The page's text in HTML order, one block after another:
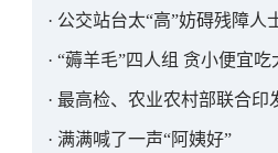
· 公交站台太“高”妨碍残障人
· “薅羊毛”四人组 贪小便宜吃
· 最高检、农业农村部联合印
村全面振兴典型案例，灌云1
· 满满喊了一声“阿姨好”